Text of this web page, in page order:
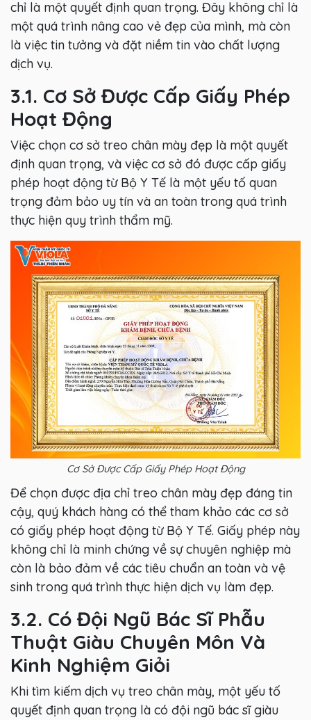
chỉ là một quyết định quan trọng. Đây không chỉ là
một quá trình nâng cao vẻ đẹp của mình, mà còn
là việc tin tưởng và đặt niềm tin vào chất lượng
dịch vụ.
3.1. Cơ Sở Được Cấp Giấy Phép
Hoạt Động
Việc chọn cơ sở treo chân mày đẹp là một quyết
định quan trọng, và việc cơ sở đó được cấp giấy
phép hoạt động từ Bộ Y Tế là một yếu tố quan
trọng đảm bảo uy tín và an toàn trong quá trình
thực hiện quy trình thẩm mỹ.
Cơ Sở Được Cấp Giấy Phép Hoạt Động
Để chọn được địa chỉ treo chân mày đẹp đáng tin
cậy, quý khách hàng có thể tham khảo các cơ sở
có giấy phép hoạt động từ Bộ Y Tế. Giấy phép này
không chỉ là minh chứng về sự chuyên nghiệp mà
còn là bảo đảm về các tiêu chuẩn an toàn và vệ
sinh trong quá trình thực hiện dịch vụ làm đẹp.
3.2. Có Đội Ngũ Bác Sĩ Phẫu
Thuật Giàu Chuyên Môn Và
Kinh Nghiệm Giỏi
Khi tìm kiếm dịch vụ treo chân mày, một yếu tố
quyết định quan trọng là có đội ngũ bác sĩ giàu